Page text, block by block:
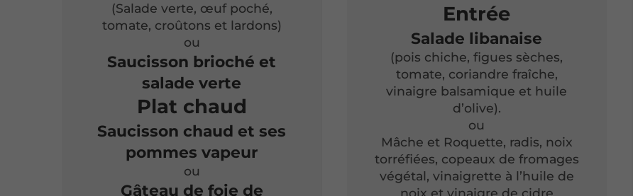
(Salade verte, œuf poché,
tomate, croûtons et lardons)
ou
Saucisson brioché et
salade verte
Plat chaud
Saucisson chaud et ses
pommes vapeur
ou
Gâteau de foie de
Entrée
Salade libanaise
(pois chiche, figues sèches,
tomate, coriandre fraîche,
vinaigre balsamique et huile
d’olive).
ou
Mâche et Roquette, radis, noix
torréfiées, copeaux de fromages
végétal, vinaigrette à l’huile de
noix et vinaigre de cidre